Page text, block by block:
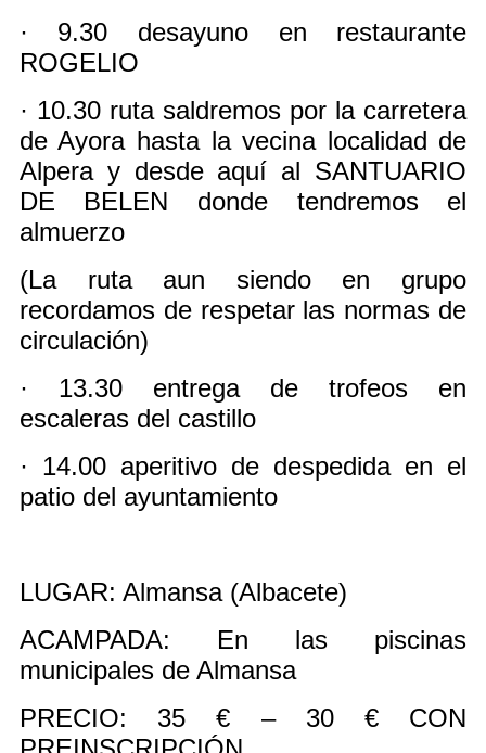
· 9.30 desayuno en restaurante
ROGELIO
· 10.30 ruta saldremos por la carretera
de Ayora hasta la vecina localidad de
Alpera y desde aquí al SANTUARIO
DE BELEN donde tendremos el
almuerzo
(La ruta aun siendo en grupo
recordamos de respetar las normas de
circulación)
· 13.30 entrega de trofeos en
escaleras del castillo
· 14.00 aperitivo de despedida en el
patio del ayuntamiento
LUGAR: Almansa (Albacete)
ACAMPADA: En las piscinas
municipales de Almansa
PRECIO: 35 € – 30 € CON